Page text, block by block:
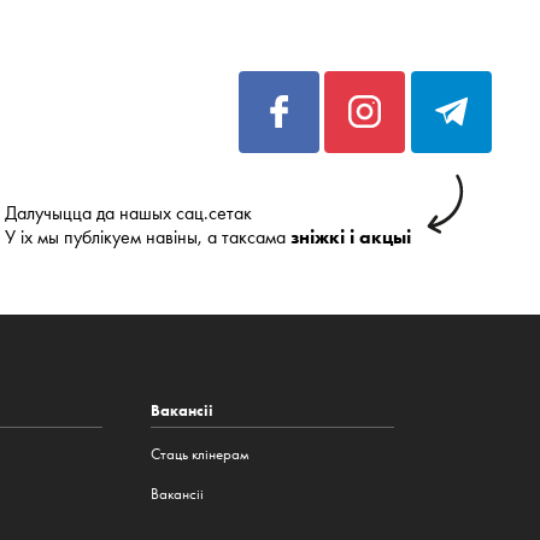
Далучыцца да нашых сац.сетак
У іх мы публікуем навіны, а таксама зніжкі і акцыі
Вакансіі
Стаць клінерам
Вакансіі